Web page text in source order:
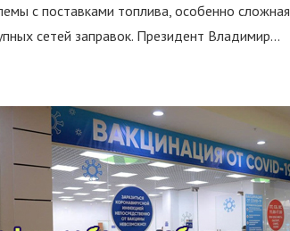
с поставками топлива, особенно сложная
сетей заправок. Президент Владимир...